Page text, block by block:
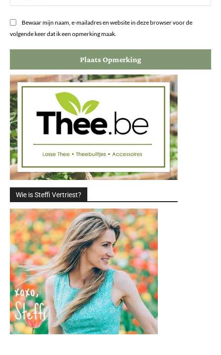
Bewaar mijn naam, e-mailadres en website in deze browser voor de
volgende keer dat ik een opmerking maak.
Wie is Steffi Vertriest?